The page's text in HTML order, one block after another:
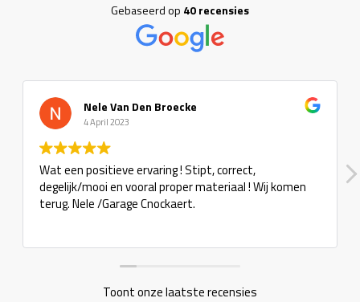
Gebaseerd op 40 recensies
Nele Van Den Broecke
4 April 2023
Wat een positieve ervaring ! Stipt, correct,
degelijk/mooi en vooral proper materiaal ! Wij komen
terug. Nele /Garage Cnockaert.
Toont onze laatste recensies